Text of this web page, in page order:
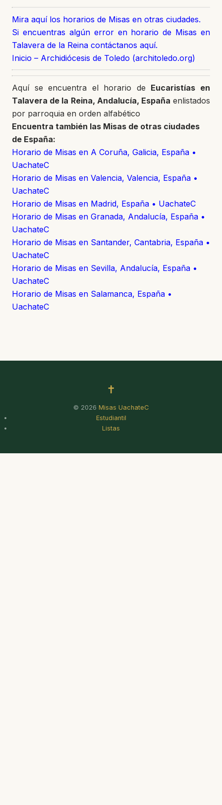
Mira aquí los horarios de Misas en otras ciudades.
Si encuentras algún error en horario de Misas en
Talavera de la Reina contáctanos aquí.
Inicio – Archidiócesis de Toledo (architoledo.org)
Aquí se encuentra el horario de Eucaristías en
Talavera de la Reina, Andalucía, España enlistados
por parroquia en orden alfabético
Encuentra también las Misas de otras ciudades
de España:
Horario de Misas en A Coruña, Galicia, España •
UachateC
Horario de Misas en Valencia, Valencia, España •
UachateC
Horario de Misas en Madrid, España • UachateC
Horario de Misas en Granada, Andalucía, España •
UachateC
Horario de Misas en Santander, Cantabria, España •
UachateC
Horario de Misas en Sevilla, Andalucía, España •
UachateC
Horario de Misas en Salamanca, España •
UachateC
✝
© 2026 Misas UachateC
Estudiantil
Listas